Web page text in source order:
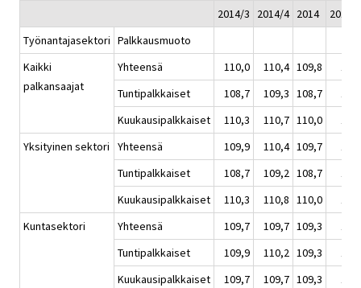
2014/3 2014/4 2014
2015/
Työnantajasektori Palkkausmuoto
Kaikki
palkansaajat
Yhteensä 110,0 110,4 109,8
Tuntipalkkaiset
108,7 109,3 108,7
Kuukausipalkkaiset
110,3 110,7 110,0
Yksityinen sektori
Yhteensä 109,9 110,4 109,7
Tuntipalkkaiset
108,7 109,2 108,7
Kuukausipalkkaiset
110,3 110,8 110,0
Kuntasektori
Yhteensä 109,7 109,7 109,3
Tuntipalkkaiset
109,9 110,2 109,3
Kuukausipalkkaiset
109,7 109,7 109,3